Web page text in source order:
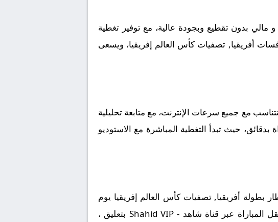
بدون تقطيع وبجودة عالية، مع توفير تغطية
أفريقيا, تصفيات كأس العالم إفريقيا، ويسعى
مع جميع سرعات الإنترنت، مع متابعة تحليلية
حيث تبدأ التغطية المباشرة مع الاستوديو
أفريقيا, تصفيات كأس العالم إفريقيا يوم
2025-10-08، وتنطلق صافرة البداية في تمام الساعة 19:00 بتوقيت مكة المكرمة. وتُنقل المباراة عبر قناة شاهد - Shahid VIP بتعليق ،